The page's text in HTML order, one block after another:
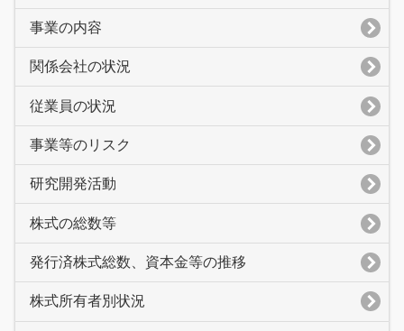
事業の内容
関係会社の状況
従業員の状況
事業等のリスク
研究開発活動
株式の総数等
発行済株式総数、資本金等の推移
株式所有者別状況